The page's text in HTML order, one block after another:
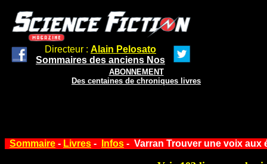
Directeur : Alain Pelosato
Sommaires des anciens Nos
ABONNEMENT
Des centaines de chroniques livres
Sommaire - Livres - Infos - Varran Trouver une voix aux